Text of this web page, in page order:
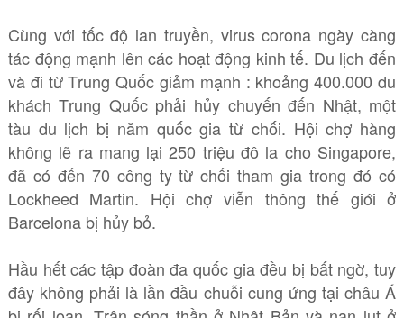
Cùng với tốc độ lan truyền, virus corona ngày càng
tác động mạnh lên các hoạt động kinh tế. Du lịch đến
và đi từ Trung Quốc giảm mạnh : khoảng 400.000 du
khách Trung Quốc phải hủy chuyến đến Nhật, một
tàu du lịch bị năm quốc gia từ chối. Hội chợ hàng
không lẽ ra mang lại 250 triệu đô la cho Singapore,
đã có đến 70 công ty từ chối tham gia trong đó có
Lockheed Martin. Hội chợ viễn thông thế giới ở
Barcelona bị hủy bỏ.
Hầu hết các tập đoàn đa quốc gia đều bị bất ngờ, tuy
đây không phải là lần đầu chuỗi cung ứng tại châu Á